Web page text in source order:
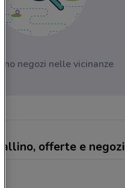
negozi nelle vicinanze
offerte e negozi